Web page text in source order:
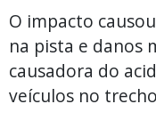
O impacto
na pista e danos
causadora do
veículos no